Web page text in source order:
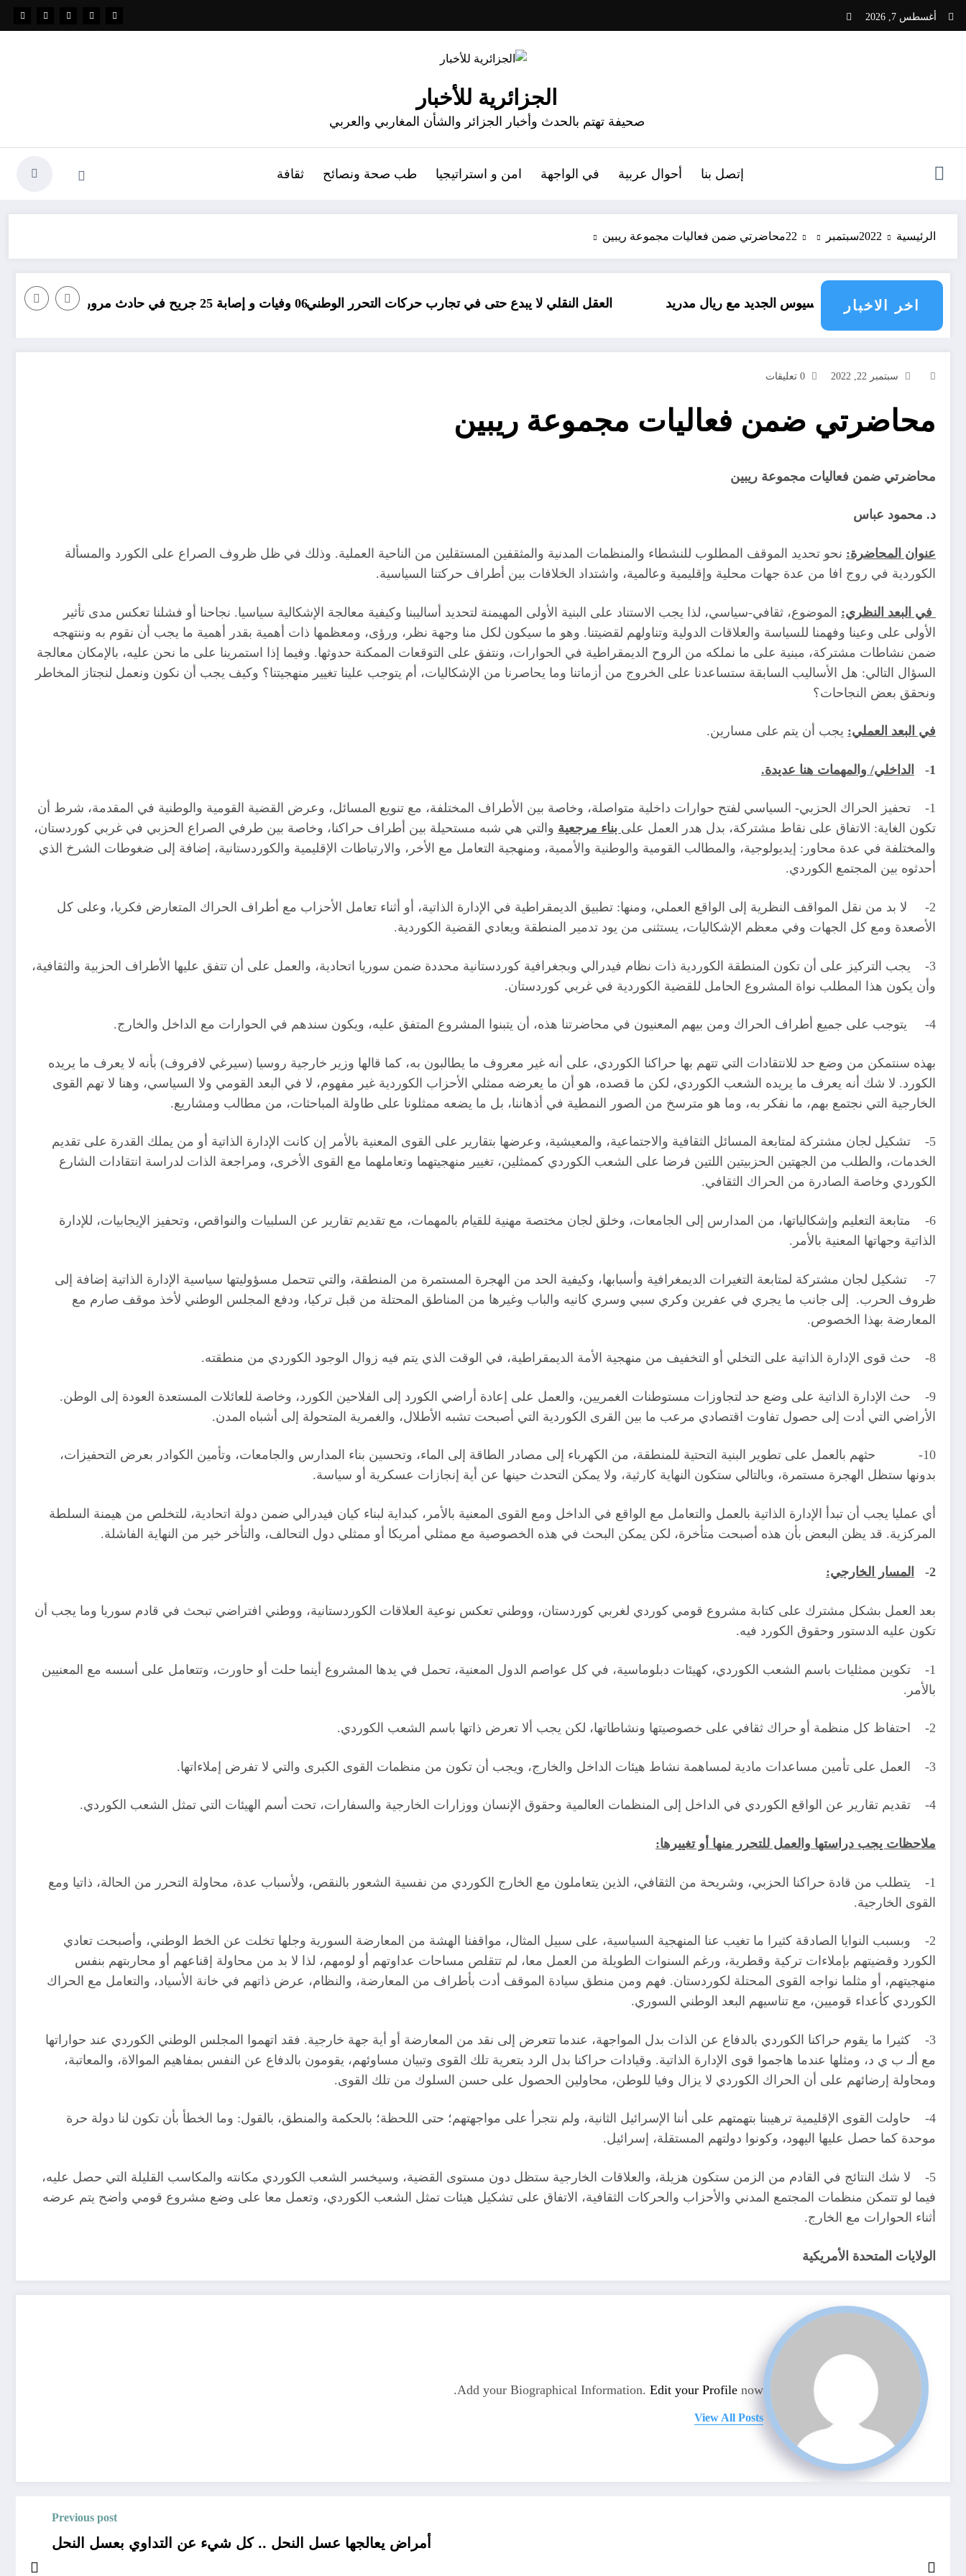
التجاوز
أغسطس 7, 2026
الجزائرية للأخبار
صحيفة تهتم بالحدث وأخبار الجزائر والشأن المغاربي والعربي
إتصل بنا أحوال عربية في الواجهة امن و استراتيجيا طب صحة ونصائح ثقافة
الرئيسية 2022سبتمبر 22محاضرتي ضمن فعاليات مجموعة ريبين
اخر الاخبار
عقد فينيسيوس الجديد مع ريال مدريد العقل النقلي لا يبدع حتى في تجارب حركات التحرر الوطني06 وفيات و إصابة 25 جريح في حادث مرور بقسنطينة مؤامرة
سبتمبر 22, 2022 0 تعليقات
محاضرتي ضمن فعاليات مجموعة ريبين
محاضرتي ضمن فعاليات مجموعة ريبين
د. محمود عباس
عنوان المحاضرة: نحو تحديد الموقف المطلوب للنشطاء والمنظمات المدنية والمثقفين المستقلين من الناحية العملية. وذلك في ظل ظروف الصراع على الكورد والمسألة
الكوردية في روج افا من عدة جهات محلية وإقليمية وعالمية، واشتداد الخلافات بين أطراف حركتنا السياسية.
في البعد النظري: الموضوع، ثقافي-سياسي، لذا يجب الاستناد على البنية الأولى المهيمنة لتحديد أساليبنا وكيفية معالجة الإشكالية سياسيا. نجاحنا أو فشلنا تعكس مدى تأثير
الأولى على وعينا وفهمنا للسياسة والعلاقات الدولية وتناولهم لقضيتنا. وهو ما سيكون لكل منا وجهة نظر، ورؤى، ومعظمها ذات أهمية بقدر أهمية ما يجب أن نقوم به وننتهجه
ضمن نشاطات مشتركة، مبنية على ما نملكه من الروح الديمقراطية في الحوارات، ونتفق على التوقعات الممكنة حدوثها. وفيما إذا استمرينا على ما نحن عليه، بالإمكان معالجة
السؤال التالي: هل الأساليب السابقة ستساعدنا على الخروج من أزماتنا وما يحاصرنا من الإشكاليات، أم يتوجب علينا تغيير منهجيتنا؟ وكيف يجب أن نكون ونعمل لنجتاز المخاطر
ونحقق بعض النجاحات؟
في البعد العملي: يجب أن يتم على مسارين.
1- الداخلي/ والمهمات هنا عديدة.
1- تحفيز الحراك الحزبي- السياسي لفتح حوارات داخلية متواصلة، وخاصة بين الأطراف المختلفة، مع تنويع المسائل، وعرض القضية القومية والوطنية في المقدمة، شرط أن
تكون الغاية: الاتفاق على نقاط مشتركة، بدل هدر العمل على بناء مرجعية والتي هي شبه مستحيلة بين أطراف حراكنا، وخاصة بين طرفي الصراع الحزبي في غربي كوردستان،
والمختلفة في عدة محاور: إيديولوجية، والمطالب القومية والوطنية والأممية، ومنهجية التعامل مع الأخر، والارتباطات الإقليمية والكوردستانية، إضافة إلى ضغوطات الشرخ الذي
أحدثوه بين المجتمع الكوردي.
2- لا بد من نقل المواقف النظرية إلى الواقع العملي، ومنها: تطبيق الديمقراطية في الإدارة الذاتية، أو أثناء تعامل الأحزاب مع أطراف الحراك المتعارض فكريا، وعلى كل
الأصعدة ومع كل الجهات وفي معظم الإشكاليات، يستثنى من يود تدمير المنطقة ويعادي القضية الكوردية.
3- يجب التركيز على أن تكون المنطقة الكوردية ذات نظام فيدرالي وبجغرافية كوردستانية محددة ضمن سوريا اتحادية، والعمل على أن تتفق عليها الأطراف الحزبية والثقافية،
وأن يكون هذا المطلب نواة المشروع الحامل للقضية الكوردية في غربي كوردستان.
4- يتوجب على جميع أطراف الحراك ومن بيهم المعنيون في محاضرتنا هذه، أن يتبنوا المشروع المتفق عليه، ويكون سندهم في الحوارات مع الداخل والخارج.
بهذه سنتمكن من وضع حد للانتقادات التي تتهم بها حراكنا الكوردي، على أنه غير معروف ما يطالبون به، كما قالها وزير خارجية روسيا (سيرغي لافروف) بأنه لا يعرف ما يريده
الكورد. لا شك أنه يعرف ما يريده الشعب الكوردي، لكن ما قصده، هو أن ما يعرضه ممثلي الأحزاب الكوردية غير مفهوم، لا في البعد القومي ولا السياسي، وهنا لا تهم القوى
الخارجية التي نجتمع بهم، ما نفكر به، وما هو مترسخ من الصور النمطية في أذهاننا، بل ما يضعه ممثلونا على طاولة المباحثات، من مطالب ومشاريع.
5- تشكيل لجان مشتركة لمتابعة المسائل الثقافية والاجتماعية، والمعيشية، وعرضها بتقارير على القوى المعنية بالأمر إن كانت الإدارة الذاتية أو من يملك القدرة على تقديم
الخدمات، والطلب من الجهتين الحزبيتين اللتين فرضا على الشعب الكوردي كممثلين، تغيير منهجيتهما وتعاملهما مع القوى الأخرى، ومراجعة الذات لدراسة انتقادات الشارع
الكوردي وخاصة الصادرة من الحراك الثقافي.
6- متابعة التعليم وإشكالياتها، من المدارس إلى الجامعات، وخلق لجان مختصة مهنية للقيام بالمهمات، مع تقديم تقارير عن السلبيات والنواقص، وتحفيز الإيجابيات، للإدارة
الذاتية وجهاتها المعنية بالأمر.
7- تشكيل لجان مشتركة لمتابعة التغيرات الديمغرافية وأسبابها، وكيفية الحد من الهجرة المستمرة من المنطقة، والتي تتحمل مسؤوليتها سياسية الإدارة الذاتية إضافة إلى
ظروف الحرب. إلى جانب ما يجري في عفرين وكري سبي وسري كانيه والباب وغيرها من المناطق المحتلة من قبل تركيا، ودفع المجلس الوطني لأخذ موقف صارم مع
المعارضة بهذا الخصوص.
8- حث قوى الإدارة الذاتية على التخلي أو التخفيف من منهجية الأمة الديمقراطية، في الوقت الذي يتم فيه زوال الوجود الكوردي من منطقته.
9- حث الإدارة الذاتية على وضع حد لتجاوزات مستوطنات الغمريين، والعمل على إعادة أراضي الكورد إلى الفلاحين الكورد، وخاصة للعائلات المستعدة العودة إلى الوطن.
الأراضي التي أدت إلى حصول تفاوت اقتصادي مرعب ما بين القرى الكوردية التي أصبحت تشبه الأطلال، والغمرية المتحولة إلى أشباه المدن.
10- حثهم بالعمل على تطوير البنية التحتية للمنطقة، من الكهرباء إلى مصادر الطاقة إلى الماء، وتحسين بناء المدارس والجامعات، وتأمين الكوادر بعرض التحفيزات،
بدونها ستظل الهجرة مستمرة، وبالتالي ستكون النهاية كارثية، ولا يمكن التحدث حينها عن أية إنجازات عسكرية أو سياسة.
أي عمليا يجب أن تبدأ الإدارة الذاتية بالعمل والتعامل مع الواقع في الداخل ومع القوى المعنية بالأمر، كبداية لبناء كيان فيدرالي ضمن دولة اتحادية، للتخلص من هيمنة السلطة
المركزية. قد يظن البعض بأن هذه أصبحت متأخرة، لكن يمكن البحث في هذه الخصوصية مع ممثلي أمريكا أو ممثلي دول التحالف، والتأخر خير من النهاية الفاشلة.
2- المسار الخارجي:
بعد العمل بشكل مشترك على كتابة مشروع قومي كوردي لغربي كوردستان، ووطني تعكس نوعية العلاقات الكوردستانية، ووطني افتراضي تبحث في قادم سوريا وما يجب أن
تكون عليه الدستور وحقوق الكورد فيه.
1- تكوين ممثليات باسم الشعب الكوردي، كهيئات دبلوماسية، في كل عواصم الدول المعنية، تحمل في يدها المشروع أينما حلت أو حاورت، وتتعامل على أسسه مع المعنيين
بالأمر.
2- احتفاظ كل منظمة أو حراك ثقافي على خصوصيتها ونشاطاتها، لكن يجب ألا تعرض ذاتها باسم الشعب الكوردي.
3- العمل على تأمين مساعدات مادية لمساهمة نشاط هيئات الداخل والخارج، ويجب أن تكون من منظمات القوى الكبرى والتي لا تفرض إملاءاتها.
4- تقديم تقارير عن الواقع الكوردي في الداخل إلى المنظمات العالمية وحقوق الإنسان ووزارات الخارجية والسفارات، تحت أسم الهيئات التي تمثل الشعب الكوردي.
ملاحظات يجب دراستها والعمل للتحرر منها أو تغييرها:
1- يتطلب من قادة حراكنا الحزبي، وشريحة من الثقافي، الذين يتعاملون مع الخارج الكوردي من نفسية الشعور بالنقص، ولأسباب عدة، محاولة التحرر من الحالة، ذاتيا ومع
القوى الخارجية.
2- وبسبب النوايا الصادقة كثيرا ما تغيب عنا المنهجية السياسية، على سبيل المثال، مواقفنا الهشة من المعارضة السورية وجلها تخلت عن الخط الوطني، وأصبحت تعادي
الكورد وقضيتهم بإملاءات تركية وقطرية، ورغم السنوات الطويلة من العمل معا، لم تتقلص مساحات عداوتهم أو لومهم، لذا لا بد من محاولة إقناعهم أو محاربتهم بنفس
منهجيتهم، أو مثلما نواجه القوى المحتلة لكوردستان. فهم ومن منطق سيادة الموقف أدت بأطراف من المعارضة، والنظام، عرض ذاتهم في خانة الأسياد، والتعامل مع الحراك
الكوردي كأعداء قوميين، مع تناسيهم البعد الوطني السوري.
3- كثيرا ما يقوم حراكنا الكوردي بالدفاع عن الذات بدل المواجهة، عندما تتعرض إلى نقد من المعارضة أو أية جهة خارجية. فقد اتهموا المجلس الوطني الكوردي عند حواراتها
مع ألـ ب ي د، ومثلها عندما هاجموا قوى الإدارة الذاتية. وقيادات حراكنا بدل الرد بتعرية تلك القوى وتبيان مساوئهم، يقومون بالدفاع عن النفس بمفاهيم الموالاة، والمعاتبة،
ومحاولة إرضائهم على أن الحراك الكوردي لا يزال وفيا للوطن، محاولين الحصول على حسن السلوك من تلك القوى.
4- حاولت القوى الإقليمية ترهيبنا بتهمتهم على أننا الإسرائيل الثانية، ولم نتجرأ على مواجهتهم؛ حتى اللحظة؛ بالحكمة والمنطق، بالقول: وما الخطأ بأن تكون لنا دولة حرة
موحدة كما حصل عليها اليهود، وكونوا دولتهم المستقلة، إسرائيل.
5- لا شك النتائج في القادم من الزمن ستكون هزيلة، والعلاقات الخارجية ستظل دون مستوى القضية، وسيخسر الشعب الكوردي مكانته والمكاسب القليلة التي حصل عليه،
فيما لو تتمكن منظمات المجتمع المدني والأحزاب والحركات الثقافية، الاتفاق على تشكيل هيئات تمثل الشعب الكوردي، وتعمل معا على وضع مشروع قومي واضح يتم عرضه
أثناء الحوارات مع الخارج.
الولايات المتحدة الأمريكية
Add your Biographical Information. Edit your Profile now.
View All Posts
Previous post
أمراض يعالجها عسل النحل .. كل شيء عن التداوي بعسل النحل